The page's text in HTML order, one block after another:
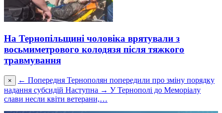
На Тернопільщині чоловіка врятували з
восьмиметрового колодязя після тяжкого
травмування
× ← Попередня Тернополян попередили про зміну порядку
надання субсидій Наступна → У Тернополі до Меморіалу
слави несли квіти ветерани,…